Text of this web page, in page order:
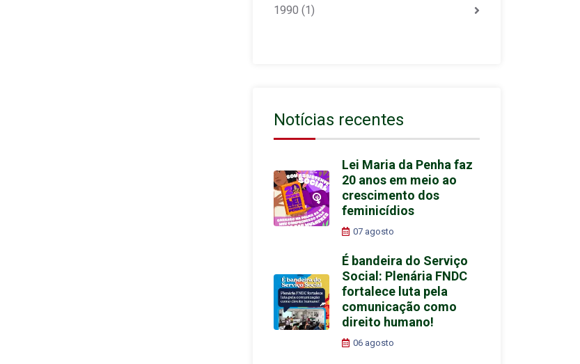
1990 (1)
Notícias recentes
Lei Maria da Penha faz
20 anos em meio ao
crescimento dos
feminicídios
07 agosto
É bandeira do Serviço
Social: Plenária FNDC
fortalece luta pela
comunicação como
direito humano!
06 agosto